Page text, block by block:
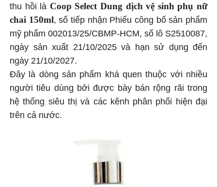
thu hồi là Coop Select Dung dịch vệ sinh phụ nữ
chai 150ml, số tiếp nhận Phiếu công bố sản phẩm
mỹ phẩm 002013/25/CBMP-HCM, số lô S2510087,
ngày sản xuất 21/10/2025 và hạn sử dụng đến
ngày 21/10/2027.
Đây là dòng sản phẩm khá quen thuộc với nhiều
người tiêu dùng bởi được bày bán rộng rãi trong
hệ thống siêu thị và các kênh phân phối hiện đại
trên cả nước.